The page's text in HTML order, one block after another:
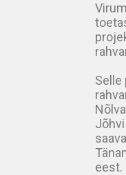
Selle
eest.